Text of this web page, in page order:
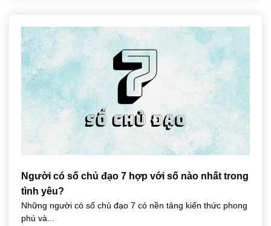
Người có số chủ đạo 7 hợp với số nào nhất trong
tình yêu?
Những người có số chủ đạo 7 có nền tảng kiến thức phong
phú và...